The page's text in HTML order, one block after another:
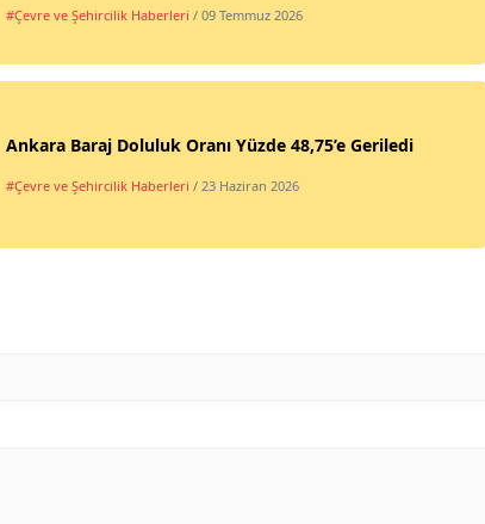
#Çevre ve Şehircilik Haberleri / 09 Temmuz 2026
Ankara Baraj Doluluk Oranı Yüzde 48,75’e Geriledi
#Çevre ve Şehircilik Haberleri / 23 Haziran 2026